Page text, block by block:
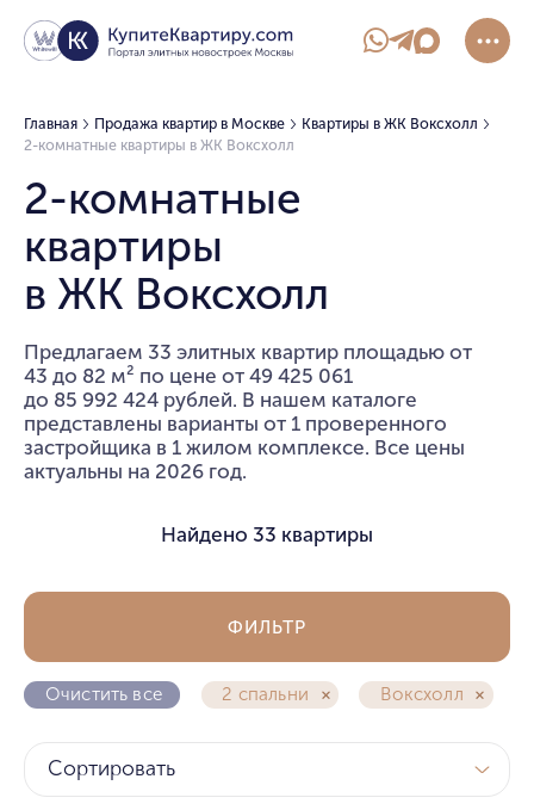
Главная Продажа квартир в Москве
Квартиры в ЖК Воксхолл
2-комнатные квартиры в ЖК Воксхолл
2-комнатные
квартиры
в ЖК Воксхолл
Предлагаем 33 элитных квартир площадью от
43 до 82 м² по цене от 49 425 061
до 85 992 424 рублей. В нашем каталоге
представлены варианты от 1 проверенного
застройщика в 1 жилом комплексе. Все цены
актуальны на 2026 год.
Найдено 33 квартиры
Очистить все 2 спальни Воксхолл
ФИЛЬТР
Сортировать